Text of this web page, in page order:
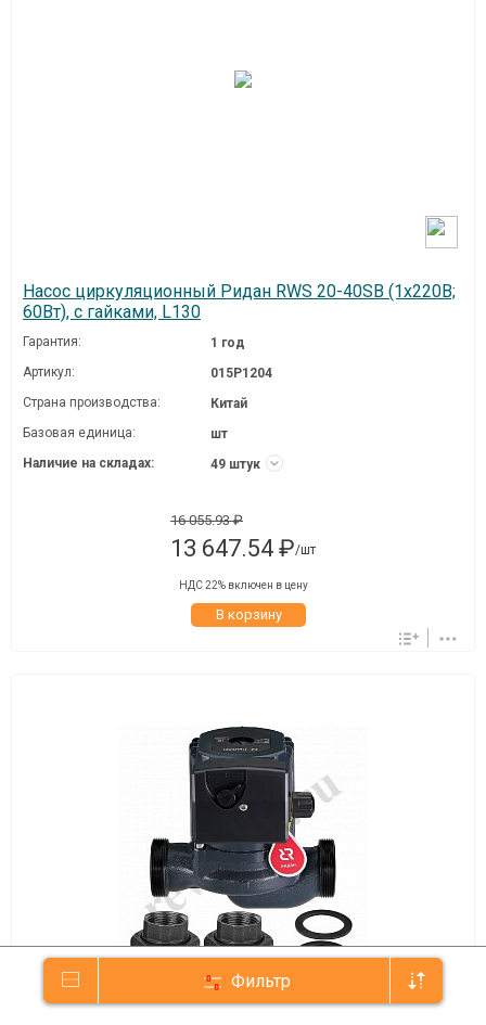
Фильтр
Насос циркуляционный Ридан RWS 20-40SB (1х220В;
60Вт), с гайками, L130
Гарантия:
1 год
Артикул:
015P1204
Страна производства:
Китай
Базовая единица:
шт
Наличие на складах:
49 штук
16 055.93 ₽
13 647.54 ₽/шт
НДС 22% включен в цену
В корзину